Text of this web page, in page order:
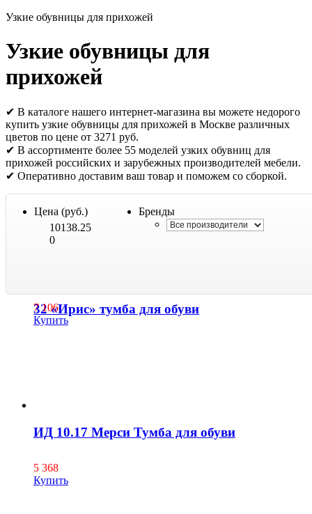
Узкие обувницы для прихожей
Узкие обувницы для
прихожей
✔ В каталоге нашего интернет-магазина вы можете недорого
купить узкие обувницы для прихожей в Москве различных
цветов по цене от 3271 руб.
✔ В ассортименте более 55 моделей узких обувниц для
прихожей российских и зарубежных производителей мебели.
✔ Оперативно доставим ваш товар и поможем со сборкой.
Цена (руб.)
10138.25
0
Бренды
32 «Ирис» тумба для обуви
7 106
Купить
ИД 10.17 Мерси Тумба для обуви
5 368
Купить